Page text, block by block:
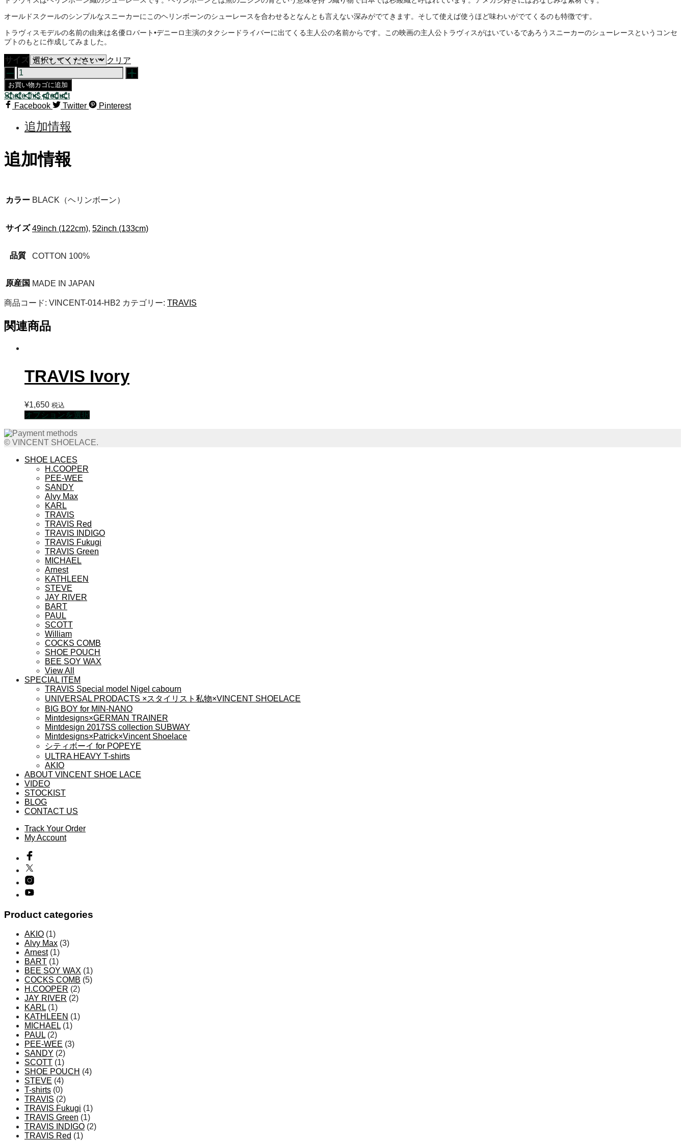
オールドスクールのシンプルなスニーカーにこのヘリンボーンのシューレースを合わせるとなんとも言えない深みがでてきます。そして使えば使うほど味わいがでてくるのも特徴です。
トラヴィスモデルの名前の由来は名優ロバート•デニーロ主演のタクシードライバーに出てくる主人公の名前からです。この映画の主人公トラヴィスがはいているであろうスニーカーのシューレースというコンセ
プトのもとに作成してみました。
サイズ
クリア
TRAVIS
Black
個
お買い物カゴに追加
Share this product
Facebook
Twitter Pinterest
追加情報
追加情報
カラー BLACK（ヘリンボーン）
サイズ 49inch (122cm), 52inch (133cm)
品質 COTTON 100%
原産国 MADE IN JAPAN
商品コード: VINCENT-014-HB2 カテゴリー: TRAVIS
関連商品
TRAVIS Ivory
¥1,650 税込
オプションを選択
品
リ
エ
ー
シ
オ
プ
シ
は
商
品
ペ
ー
ジ
か
選
© VINCENT SHOELACE.
SHOE LACES
H.COOPER
PEE-WEE
SANDY
Alvy Max
KARL
TRAVIS
TRAVIS Red
TRAVIS INDIGO
TRAVIS Fukugi
TRAVIS Green
MICHAEL
Arnest
KATHLEEN
STEVE
JAY RIVER
BART
PAUL
SCOTT
William
COCKS COMB
SHOE POUCH
BEE SOY WAX
View All
SPECIAL ITEM
TRAVIS Special model Nigel cabourn
UNIVERSAL PRODACTS ×スタイリスト私物×VINCENT SHOELACE
BIG BOY for MIN-NANO
Mintdesigns×GERMAN TRAINER
Mintdesign 2017SS collection SUBWAY
Mintdesigns×Patrick×Vincent Shoelace
シティボーイ for POPEYE
ULTRA HEAVY T-shirts
AKIO
ABOUT VINCENT SHOE LACE
VIDEO
STOCKIST
BLOG
CONTACT US
Track Your Order
My Account
Product categories
AKIO (1)
Alvy Max (3)
Arnest (1)
BART (1)
BEE SOY WAX (1)
COCKS COMB (5)
H.COOPER (2)
JAY RIVER (2)
KARL (1)
KATHLEEN (1)
MICHAEL (1)
PAUL (2)
PEE-WEE (3)
SANDY (2)
SCOTT (1)
SHOE POUCH (4)
STEVE (4)
T-shirts (0)
TRAVIS (2)
TRAVIS Fukugi (1)
TRAVIS Green (1)
TRAVIS INDIGO (2)
TRAVIS Red (1)